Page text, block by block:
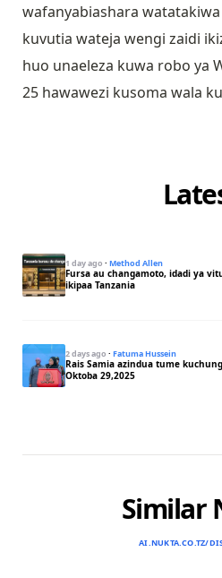
wafanyabiashara
kuvutia wateja wengi zaidi
huo unaeleza kuwa robo ya
25 hawawezi kusoma wala
1 day ago · Method Allen
Fursa au changamoto, idadi ya
ikipaa Tanzania
2 days ago · Fatuma Hussein
Rais Samia azindua tume
Oktoba 29,2025
Similar
AI.NUKTA.CO.TZ/